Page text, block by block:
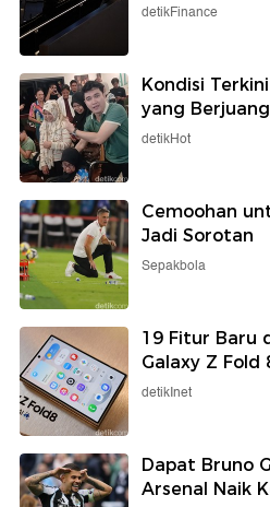
detikFinance
Kondisi
yang
detikHot
Cemoohan
Jadi Sorotan
Sepakbola
19 Fitur Baru
Galaxy Z Fold
detikInet
Dapat Bruno
Arsenal Naik